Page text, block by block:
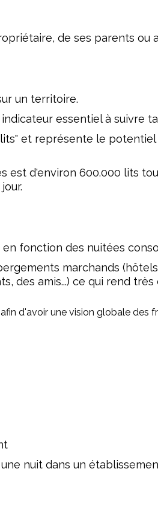
de ses parents ou
un territoire.
essentiel à suivre
et représente le
est d'environ 600.000 lits
fonction des nuitées
marchands
des amis...) ce qui rend
d'avoir une vision globale des
nuit dans un